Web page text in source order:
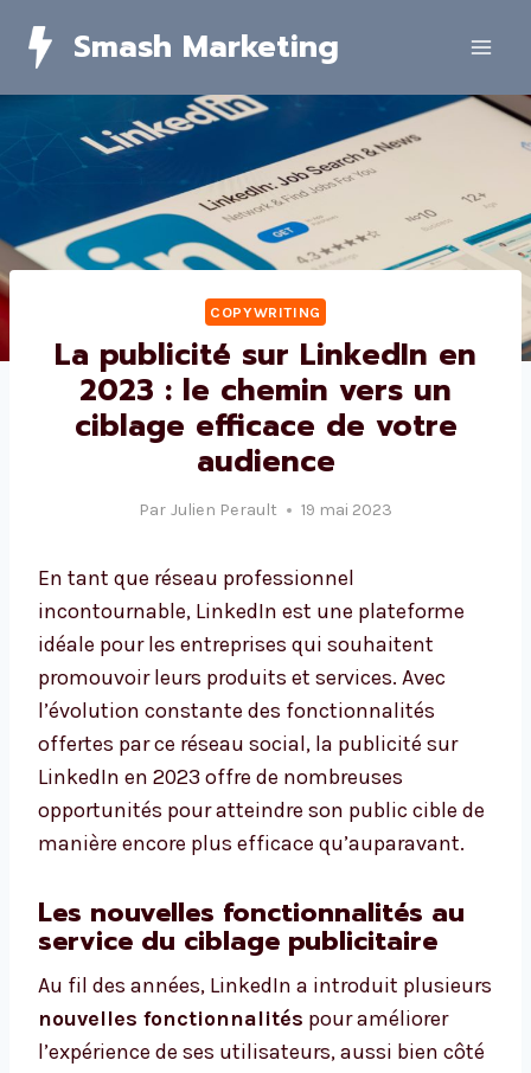
Smash Marketing
COPYWRITING
La publicité sur LinkedIn en
2023 : le chemin vers un
ciblage efficace de votre
audience
Par Julien Perault 19 mai 2023
En tant que réseau professionnel
incontournable, LinkedIn est une plateforme
idéale pour les entreprises qui souhaitent
promouvoir leurs produits et services. Avec
l’évolution constante des fonctionnalités
offertes par ce réseau social, la publicité sur
LinkedIn en 2023 offre de nombreuses
opportunités pour atteindre son public cible de
manière encore plus efficace qu’auparavant.
Les nouvelles fonctionnalités au
service du ciblage publicitaire
Au fil des années, LinkedIn a introduit plusieurs
nouvelles fonctionnalités pour améliorer
l’expérience de ses utilisateurs, aussi bien côté